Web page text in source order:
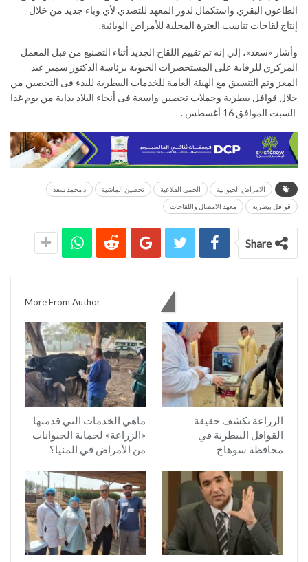
الطاعون البقري واستكمال لدور المعهد للتصدي لأي وباء جديد من خلال
إنتاج لقاحات تناسب العترة المحلية للأمراض الوبائية.
وأشار «سعد»، إلي إنه تم تقييم اللقاح الجديد أثناء التصنيع من قبل المعمل
المركزي للرقابة على المستحضرات الحيوية برئاسة الدكتور سمير عبد
المعز وتم التنسيق مع الهيئة العامة للخدمات البيطرية للبدء فى التحصين من
خلال قوافل بيطرية وحملات تحصين واسعة فى أنحاء البلاد بداية من يوم غدا
السبت الموافق 16 أغسطس .
الامراض الحيوانية الحمي القلاعية تحصين الماشية د محمد سعد
قوافل بيطرية معهد الامصال واللقاحات
Share
More From Author
الزراعة تكشف حقيقة
القوافل البيطرية في
محافظة سوهاج
ماهي الخدمات التي قدمتها
«الزراعة» لحماية الحيوانات
من الأمراض في المنيا؟